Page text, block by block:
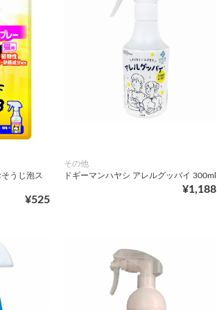
うじ泡ス
¥525
その他
ドギーマンハヤシ アレルグッバイ 300ml
¥1,188